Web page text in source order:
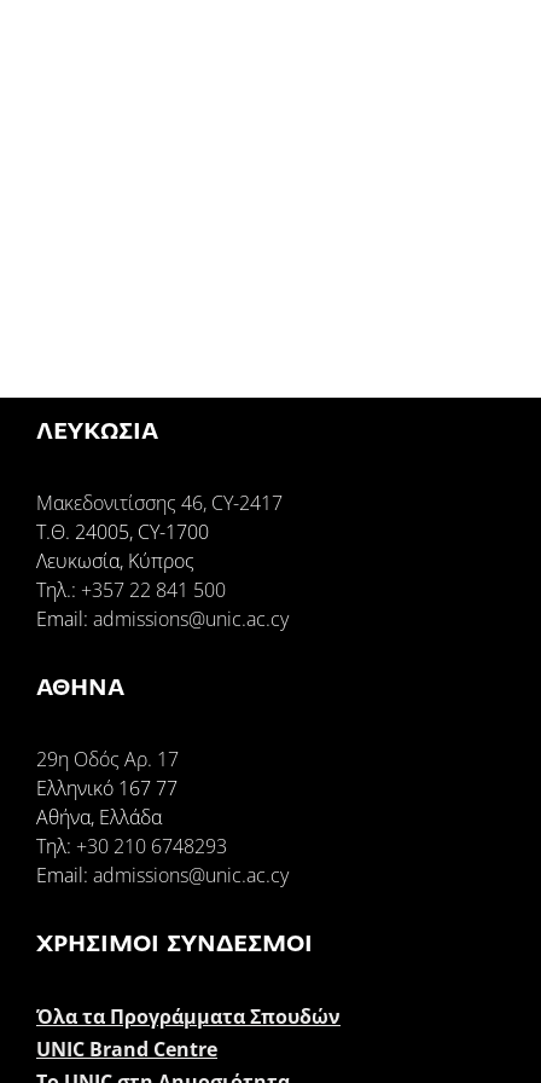
ΛΕΥΚΩΣΙΑ
Μακεδονιτίσσης 46, CY-2417
Τ.Θ. 24005, CY-1700
Λευκωσία, Κύπρος
Tηλ.: +357 22 841 500
Email: admissions@unic.ac.cy
ΑΘΗΝΑ
29η Οδός Αρ. 17
Ελληνικό 167 77
Αθήνα, Ελλάδα
Τηλ: +30 210 6748293
Email: admissions@unic.ac.cy
ΧΡΉΣΙΜΟΙ ΣΎΝΔΕΣΜΟΙ
Όλα τα Προγράμματα Σπουδών
UNIC Brand Centre